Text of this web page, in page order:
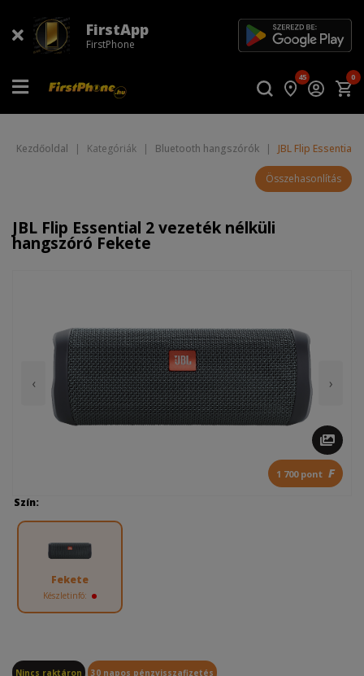
FirstApp
FirstPhone
45 0
Kezdőoldal | Kategóriák | Bluetooth hangszórók | JBL Flip Essential
Összehasonlítás
JBL Flip Essential 2 vezeték nélküli
hangszóró Fekete
‹ ›
1 700 pont F
Szín:
Fekete
Készletinfó:
Nincs raktáron 30 napos pénzvisszafizetés